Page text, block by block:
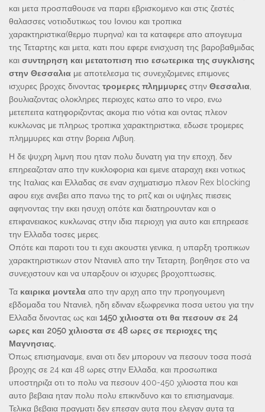
και μετα προσπαθουσε να παρει εβρισκομενο και στις ζεστές
θαλασσες νοτιοδυτικως του Ιονιου και τροπικα
χαρακτηριστικα(θερμο πυρηνα) και τα καταφερε απο απογευμα
της Τεταρτης και μετα, κατι που εφερε ενισχυση της βαροβαθμιδας
και συντηρηση και μετατοπιση πιο εσωτερικα της συγκλισης
στην Θεσσαλια με αποτελεσμα τις συνεχιζομενες επιμονες
ισχυρες βροχες δινοντας τρομερες πλημμυρες στην Θεσσαλια
βουλιαζοντας ολοκληρες περιοχες κατω απο το νερο, ενω
μετεπειτα κατηφοριζοντας ακομα πιο νότια και οντας πλεον
κυκλωνας με πληρως τροπικα χαρακτηριστικα, εδωσε τρομερες
πλημμυρες και στην βορεια Λιβυη.
Η δε ψυχρη λιμνη που ηταν πολυ δυνατη για την εποχη, δεν
επηρεαζοταν απο την κυκλοφορια και εμενε αταραχη εκει νοτιως
της Ιταλιας και Ελλαδας σε εναν σχηματισμο πλεον Rex blocking
αφου ειχε ανεβει απο πανω της το ριτζ και οι υψηλες πιεσεις
αφηνοντας την εκει ησυχη οπότε και διατηρουνταν και ο
επιφανειακος κυκλωνας στην ιδια περιοχη για αυτο και επηρεασε
την Ελλαδα τοσες μερες.
Οπότε και παροτι του τι εχει ακουστει γενικα, η υπαρξη τροπικων
χαρακτηριστικων στον Ντανιελ απο την Τεταρτη, βοηθησε στο να
συνεχιστουν και να υπαρξουν οι ισχυρες βροχοπτωσεις.
Τα καιρικα μοντελα απο την αρχη απο την προηγουμενη
εβδομαδα του Ντανιελ, ηδη εδιναν εξωφρενικα ποσα υετου για την
Ελλαδα δινοντας ως και 1450 χιλιοστα οτι θα πεσουν σε 24
ωρες και 2050 χιλιοστα σε 48 ωρες σε περιοχες της
Μαγνησιας.
Όπως επισημαναμε, ειναι οτι δεν μπορουν να πεσουν τοσα ποσά
βροχης σε 24 και 48 ωρες στην Ελλαδα, και προσωπικα
υποστηριζα οτι το πολυ να πεσουν 400-450 χιλιοστα που και
αυτο βεβαια ηταν πολυ πολυ επικινδυνο και το επισημαναμε.
Τελικα βεβαια πραγματι δεν επεσαν αυτα που ελεγαν αυτα τα